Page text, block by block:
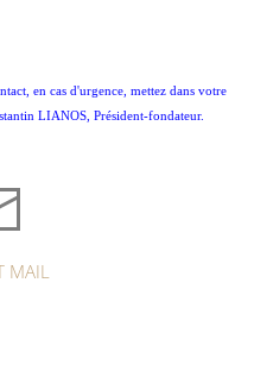
en cas d'urgence, mettez dans votre
LIANOS, Président-fondateur.
MAIL